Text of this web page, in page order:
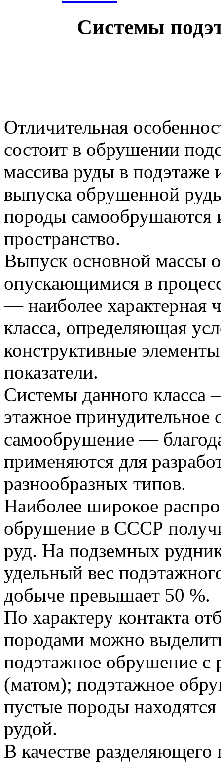
Системы
Отличительная
состоит в обрушении
массива руды в подэтаже
выпуска обрушенной
породы самообрушаются
пространство.
Выпуск основной массы
опускающимися в
— наиболее характерная
класса, определяющая
конструктивные
показатели.
Системы данного
этажное
самообрушение —
применяются для
разнообразных типов.
Наиболее широкое
обрушение в СССР
руд. На подземных
удельный вес
добыче превышает 50 %.
По характеру контакта
породами можно
подэтажное обрушение
(матом); подэтажное
пустые породы находятся
рудой.
В качестве